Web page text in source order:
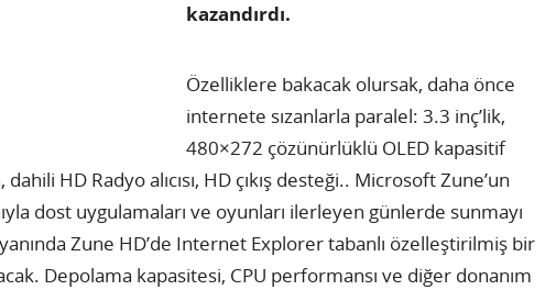
kazandırdı.
Özelliklere bakacak olursak, daha önce
internete sızanlarla paralel: 3.3 inç’lik,
480×272 çözünürlüklü OLED kapasitif
HD Radyo alıcısı, HD çıkış desteği.. Microsoft Zune’un
dost uygulamaları ve oyunları ilerleyen günlerde sunmayı
Zune HD’de Internet Explorer tabanlı özelleştirilmiş bir
Depolama kapasitesi, CPU performansı ve diğer donanım